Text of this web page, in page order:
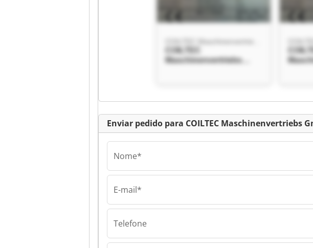
COILTEC
Maschinenvertriebs
Maschinenvertriebs
GmbH
Anúncio classificado
Enviar pedido para COILTEC Maschinenvertriebs
Nome*
E-mail*
Telefone